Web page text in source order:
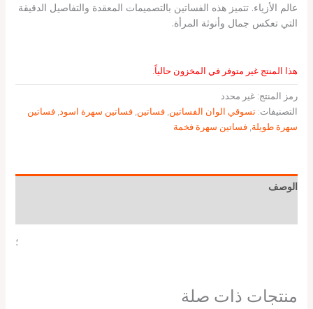
عالم الأزياء. تتميز هذه الفساتين بالتصميمات المعقدة والتفاصيل الدقيقة
التي تعكس جمال وأنوثة المرأة.
هذا المنتج غير متوفر في المخزون حالياً.
رمز المنتج: غير محدد
التصنيفات: تسوقي الوان الفساتين, فساتين, فساتين سهرة اسود, فساتين
سهرة طويلة, فساتين سهرة فخمة
الوصف
؛
منتجات ذات صلة